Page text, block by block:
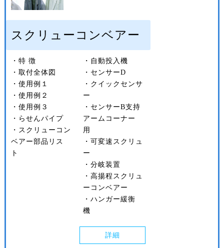
スクリューコンベアー
・特 徴
・取付全体図
・使用例１
・使用例２
・使用例３
・らせんパイプ
・スクリューコン
ベアー部品リス
ト
・自動投入機
・センサーD
・クイックセンサ
ー
・センサーB支持
アームコーナー
用
・可変速スクリュ
ー
・分岐装置
・高揚程スクリュ
ーコンベアー
・ハンガー緩衡
機
詳細